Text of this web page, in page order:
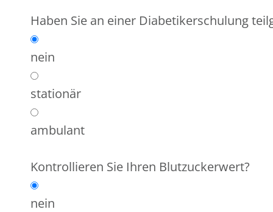
Haben Sie an einer Diabetikerschulung
nein
stationär
ambulant
Kontrollieren Sie Ihren Blutzuckerwert?
nein